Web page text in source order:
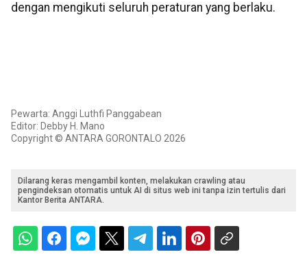
dengan mengikuti seluruh peraturan yang berlaku.
Pewarta: Anggi Luthfi Panggabean
Editor: Debby H. Mano
Copyright © ANTARA GORONTALO 2026
Dilarang keras mengambil konten, melakukan crawling atau
pengindeksan otomatis untuk AI di situs web ini tanpa izin tertulis dari
Kantor Berita ANTARA.